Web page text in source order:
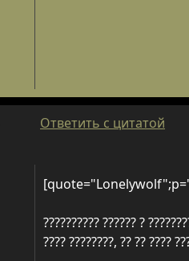
Ответить с цитатой
?????????? ?????? ?
???? ????????, ?? ?? ????